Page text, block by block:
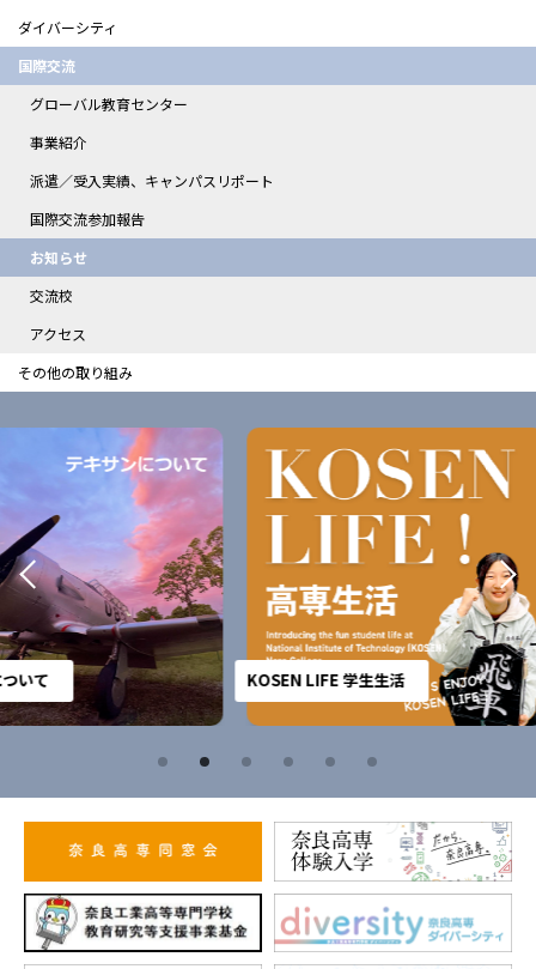
ダイバーシティ
国際交流
グローバル教育センター
事業紹介
派遣／受入実績、キャンパスリポート
国際交流参加報告
お知らせ
交流校
アクセス
その他の取り組み
KOSEN LIFE 学生生活 キャ